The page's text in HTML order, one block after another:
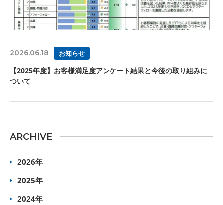
2026.06.18 お知らせ
【2025年度】お客様満足度アンケート結果と今後の取り組みに
ついて
ARCHIVE
2026年
2025年
2024年